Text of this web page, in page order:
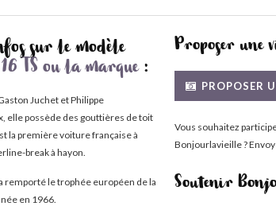
sur le modèle
TS ou la marque:
Juchet et Philippe
elle possède des gouttières de toit
la première voiture française à
break à hayon.
remporté le trophée européen de la
en 1966.
Proposer une
PROPOSER
Vous souhaitez
Bonjourlavieille ?
Soutenir